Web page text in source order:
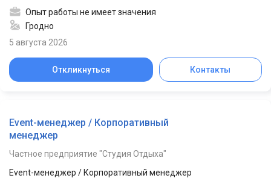
Опыт работы не имеет значения
Гродно
5 августа 2026
Откликнуться Контакты
Event-менеджер / Корпоративный
менеджер
Частное предприятие "Студия Отдыха"
Event-менеджер / Корпоративный менеджер